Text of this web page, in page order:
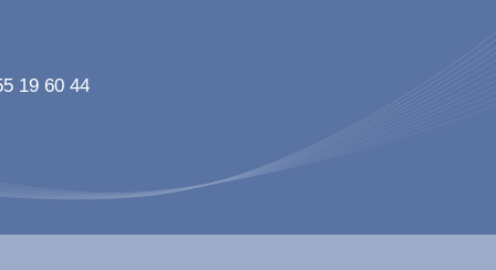
19 60 44